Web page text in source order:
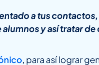
a tus contactos,
y así tratar
, para así lograr